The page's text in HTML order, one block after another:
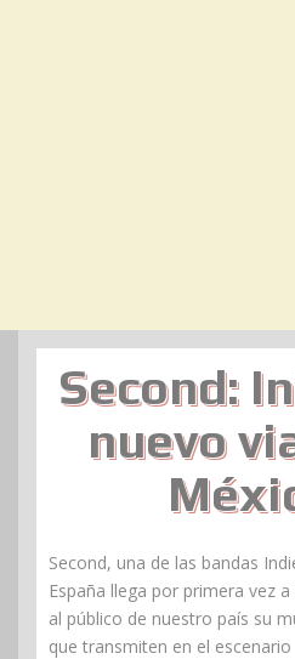
Second:
nuevo
Second, una de las bandas
España llega por primera vez
al público de nuestro país su
que transmiten en el escenario